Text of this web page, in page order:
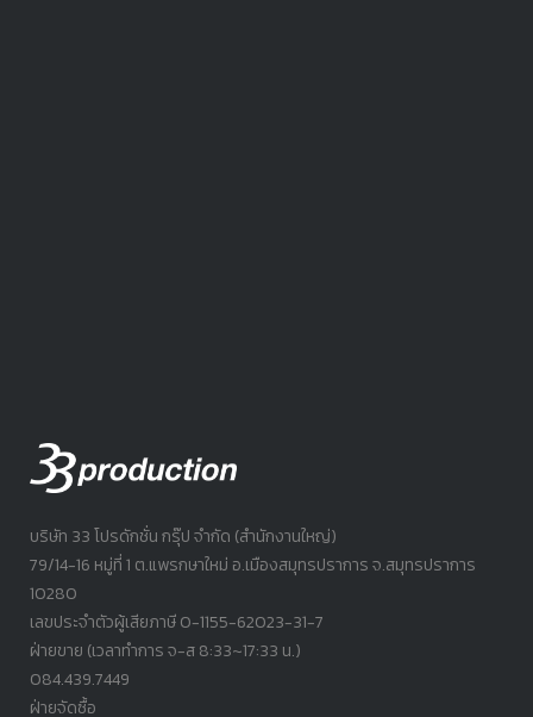
บริษัท 33 โปรดักชั่น กรุ๊ป จำกัด (สำนักงานใหญ่)
79/14-16 หมู่ที่ 1 ต.แพรกษาใหม่ อ.เมืองสมุทรปราการ จ.สมุทรปราการ
10280
เลขประจำตัวผู้เสียภาษี 0-1155-62023-31-7
ฝ่ายขาย (เวลาทำการ จ-ส 8:33~17:33 น.)
084.439.7449
ฝ่ายจัดซื้อ